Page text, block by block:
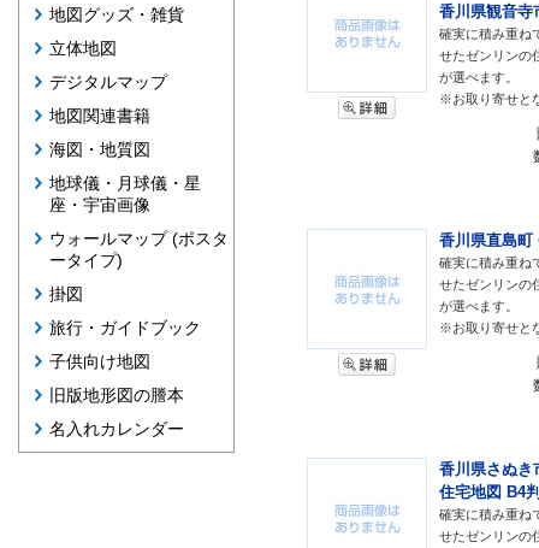
地図グッズ・雑貨
立体地図
デジタルマップ
地図関連書籍
海図・地質図
地球儀・月球儀・星
座・宇宙画像
ウォールマップ (ポスタ
ータイプ)
掛図
旅行・ガイドブック
子供向け地図
旧版地形図の謄本
名入れカレンダー
香川県観音寺
確実に積み重ね
せたゼンリンの
が選べます。
※お取り寄せと
香川県直島町
確実に積み重ね
せたゼンリンの
が選べます。
※お取り寄せと
香川県さぬき
住宅地図 B4
確実に積み重ね
せたゼンリンの